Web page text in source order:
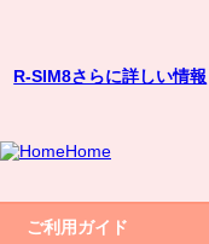
R-SIM8さらに詳しい情報
Home
ご利用ガイド